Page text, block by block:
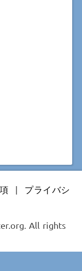
|
プライバシ
All rights